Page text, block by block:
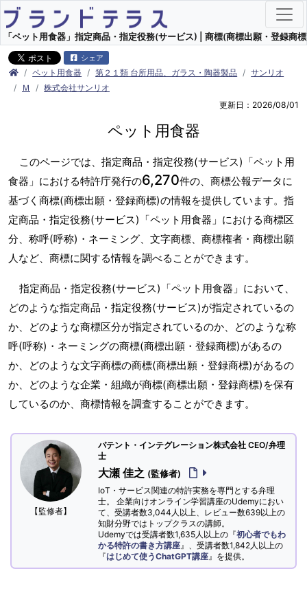
「ペット用食器」指定商品・指定役務(サービス) | 商標(商標出願・登録商
シェア
ペット用食器 第２１類 台所用品、ガラス・陶器製品
サンリオ
Ｍ
株式会社サンリオ
更新日：2026/08/01
ペット用食器
このページでは、指定商品・指定役務(サービス)「ペット用
食器」における特許庁発行の6,270件の、商標公報データに
基づく商標(商標出願・登録商標)の情報を提供しています。指
定商品・指定役務(サービス)「ペット用食器」における商標区
分、称呼(呼称)・ネーミング、文字商標、商標権者・商標出願
人など、商標に関する情報を調べることができます。
指定商品・指定役務(サービス)「ペット用食器」において、
どのような指定商品・指定役務(サービス)が指定されているの
か、どのような商標区分が指定されているのか、どのような称
呼(呼称)・ネーミングの商標(商標出願・登録商標)があるの
か、どのような文字商標の商標(商標出願・登録商標)があるの
か、どのような企業・組織が商標(商標出願・登録商標)を保有
しているのか、商標情報を調査することができます。
【監修者】
パテント・インテグレーション株式会社 CEO/弁理
士
大瀬 佳之 (監修者)
IoT・サービス関連の特許実務を専門とする弁理
士。 企業向けオンライン学習講座のUdemyにおい
て、受講者数3,044人以上、レビュー数639以上の
知財分野ではトップクラスの講師。
Udemyでは受講者数1,635人以上の『初心者でもわ
かる特許の書き方講座 』、受講者数1,842人以上の
『はじめて使うChatGPT講座 』を提供。